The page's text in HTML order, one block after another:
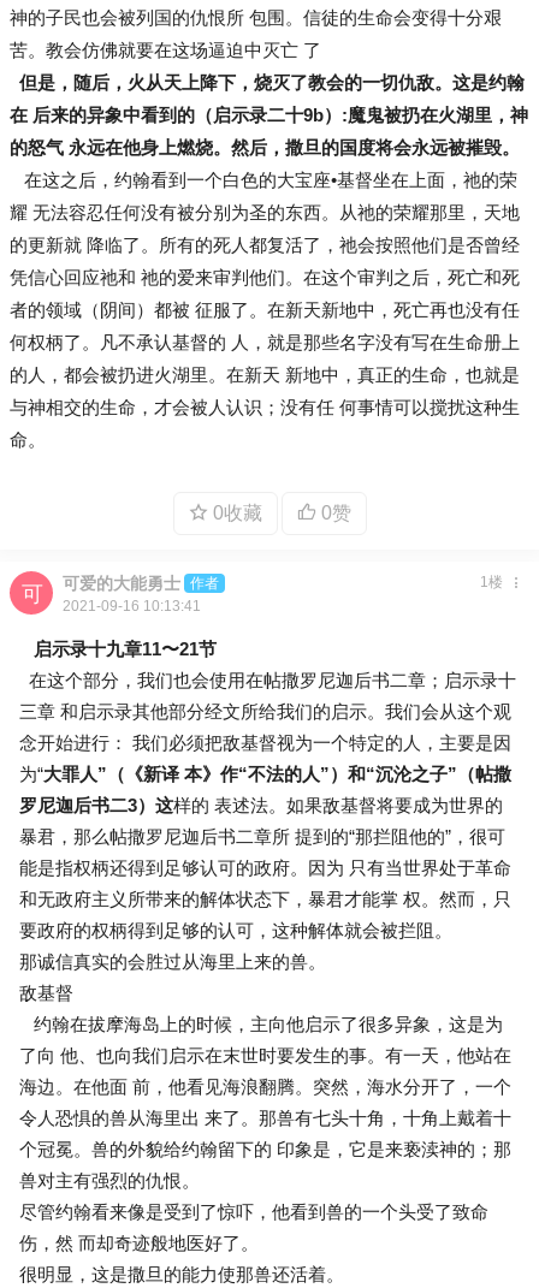
神的子民也会被列国的仇恨所 包围。信徒的生命会变得十分艰
苦。教会仿佛就要在这场逼迫中灭亡 了
但是，随后，火从天上降下，烧灭了教会的一切仇敌。这是约翰
在 后来的异象中看到的（启示录二十9b）:魔鬼被扔在火湖里，神
的怒气 永远在他身上燃烧。然后，撒旦的国度将会永远被摧毁。
在这之后，约翰看到一个白色的大宝座•基督坐在上面，祂的荣
耀 无法容忍任何没有被分别为圣的东西。从祂的荣耀那里，天地
的更新就 降临了。所有的死人都复活了，祂会按照他们是否曾经
凭信心回应祂和 祂的爱来审判他们。在这个审判之后，死亡和死
者的领域（阴间）都被 征服了。在新天新地中，死亡再也没有任
何权柄了。凡不承认基督的 人，就是那些名字没有写在生命册上
的人，都会被扔进火湖里。在新天 新地中，真正的生命，也就是
与神相交的生命，才会被人认识；没有任 何事情可以搅扰这种生
命。
0收藏 0赞
可爱的大能勇士 作者
2021-09-16 10:13:41
1楼
启示录十九章11〜21节
在这个部分，我们也会使用在帖撒罗尼迦后书二章；启示录十
三章 和启示录其他部分经文所给我们的启示。我们会从这个观
念开始进行： 我们必须把敌基督视为一个特定的人，主要是因
为“大罪人”（《新译 本》作“不法的人”）和“沉沦之子”（帖撒
罗尼迦后书二3）这样的 表述法。如果敌基督将要成为世界的
暴君，那么帖撒罗尼迦后书二章所 提到的“那拦阻他的”，很可
能是指权柄还得到足够认可的政府。因为 只有当世界处于革命
和无政府主义所带来的解体状态下，暴君才能掌 权。然而，只
要政府的权柄得到足够的认可，这种解体就会被拦阻。
那诚信真实的会胜过从海里上来的兽。
敌基督
约翰在拔摩海岛上的时候，主向他启示了很多异象，这是为
了向 他、也向我们启示在末世时要发生的事。有一天，他站在
海边。在他面 前，他看见海浪翻腾。突然，海水分开了，一个
令人恐惧的兽从海里出 来了。那兽有七头十角，十角上戴着十
个冠冕。兽的外貌给约翰留下的 印象是，它是来亵渎神的；那
兽对主有强烈的仇恨。
尽管约翰看来像是受到了惊吓，他看到兽的一个头受了致命
伤，然 而却奇迹般地医好了。
很明显，这是撒旦的能力使那兽还活着。